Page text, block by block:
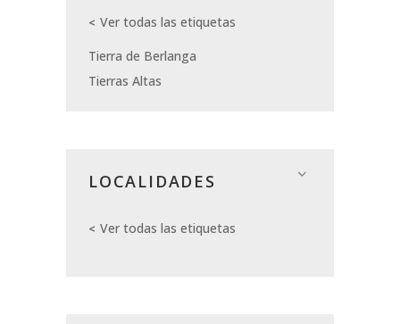
Ver todas las etiquetas
Tierra de Berlanga
Tierras Altas
LOCALIDADES
Ver todas las etiquetas